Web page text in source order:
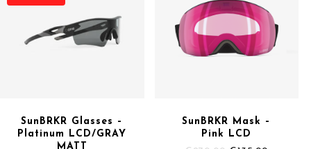
SunBRKR Glasses –
Platinum LCD/GRAY
MATT
SunBRKR Mask –
Pink LCD